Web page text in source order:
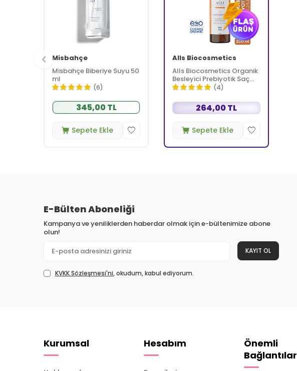
Misbahçe
Misbahçe Biberiye Suyu 50
ml
(6)
345,00 TL
Sepete Ekle
Alls Biocosmetics
Alls Biocosmetics Organik
Besleyici Prebiyotik Saç
Kremi 350 ml(4)
264,00 TL
Sepete Ekle
E-Bülten Aboneliği
Kampanya ve yeniliklerden haberdar olmak için e-bültenimize abone
olun!
KAYIT OL
KVKK Sözleşmesi'ni, okudum, kabul ediyorum.
Kurumsal Hesabım
Önemli
Bağlantılar